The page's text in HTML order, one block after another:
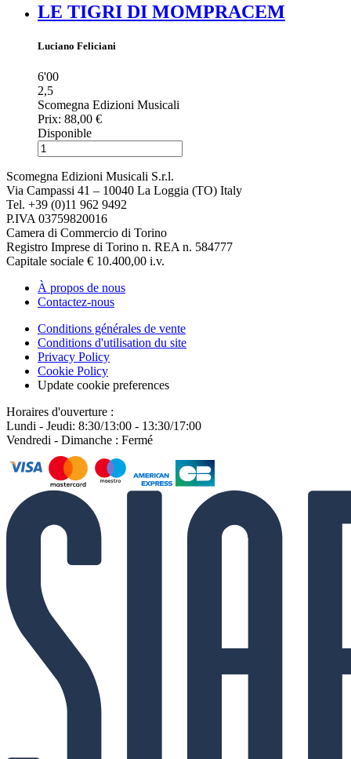
LE TIGRI DI MOMPRACEM
Luciano Feliciani
6'00
2,5
Scomegna Edizioni Musicali
Prix: 88,00 €
Disponible
Scomegna Edizioni Musicali S.r.l.
Via Campassi 41 – 10040 La Loggia (TO) Italy
Tel. +39 (0)11 962 9492
P.IVA 03759820016
Camera di Commercio di Torino
Registro Imprese di Torino n. REA n. 584777
Capitale sociale € 10.400,00 i.v.
À propos de nous
Contactez-nous
Conditions générales de vente
Conditions d'utilisation du site
Privacy Policy
Cookie Policy
Update cookie preferences
Horaires d'ouverture :
Lundi - Jeudi: 8:30/13:00 - 13:30/17:00
Vendredi - Dimanche : Fermé